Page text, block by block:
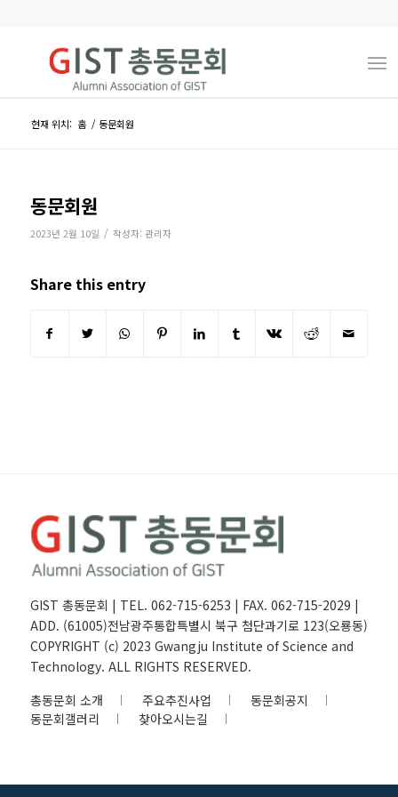
현재 위치: 홈 / 동문회원
동문회원
2023년 2월 10일 / 작성자: 관리자
Share this entry
GIST 총동문회 | TEL. 062-715-6253 | FAX. 062-715-2029 |
ADD. (61005)전남광주통합특별시 북구 첨단과기로 123(오룡동)
COPYRIGHT (c) 2023 Gwangju Institute of Science and
Technology. ALL RIGHTS RESERVED.
총동문회 소개
주요추진사업
동문회공지
동문회갤러리
찾아오시는길